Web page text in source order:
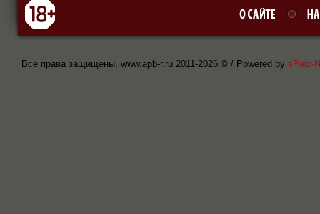
Все права защищены, www.apb-r.ru 2011-2026 © / Powered by sPaiz-